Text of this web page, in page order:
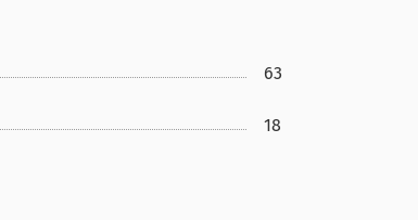
63
18